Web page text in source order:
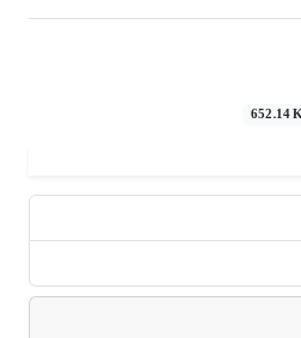
652.14